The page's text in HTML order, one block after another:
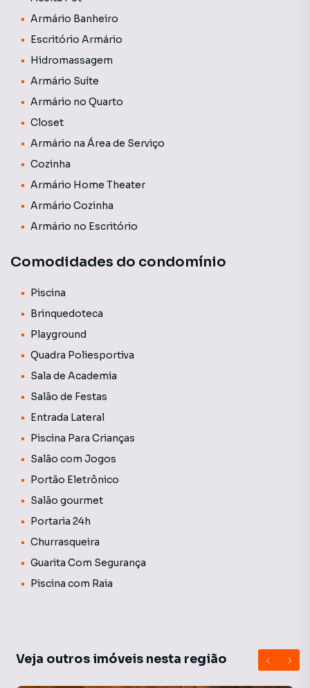
Armário Banheiro
Escritório Armário
Hidromassagem
Armário Suíte
Armário no Quarto
Closet
Armário na Área de Serviço
Cozinha
Armário Home Theater
Armário Cozinha
Armário no Escritório
Comodidades do condomínio
Piscina
Brinquedoteca
Playground
Quadra Poliesportiva
Sala de Academia
Salão de Festas
Entrada Lateral
Piscina Para Crianças
Salão com Jogos
Portão Eletrônico
Salão gourmet
Portaria 24h
Churrasqueira
Guarita Com Segurança
Piscina com Raia
Veja outros imóveis nesta região